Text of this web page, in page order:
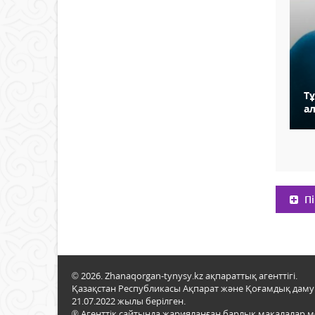
© 2026. Zhanaqorgan-tynysy.kz ақпараттық агенттігі.
Қазақстан Республикасы Ақпарат және Қоғамдық даму
21.07.2022 жылы берілген.